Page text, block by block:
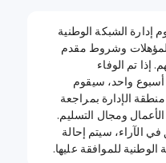
إدارة الشبكة الوطنية
وشروط مقدم
إذا تم الوفاء
واحد، سيقوم
الإدارة بمراجعة
ومجال التسليم.
الآراء، سيتم إحالة
للموافقة عليها.